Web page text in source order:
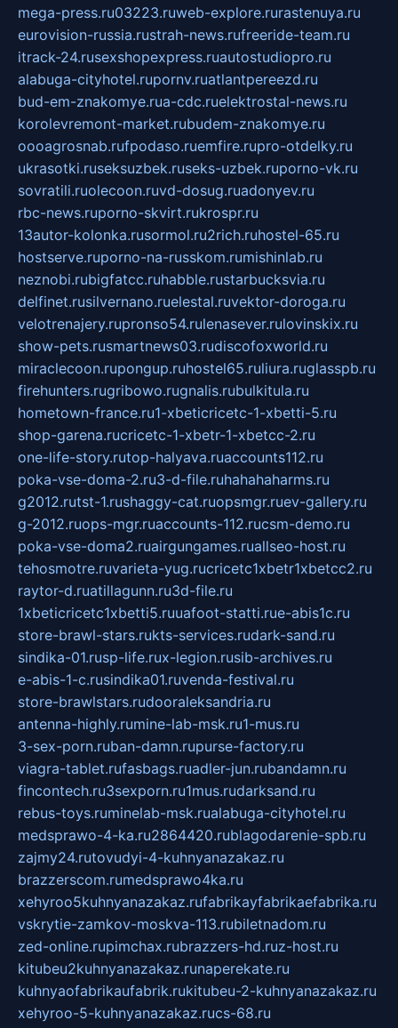
mega-press.ru03223.ruweb-explore.rurastenuya.ru
eurovision-russia.rustrah-news.rufreeride-team.ru
itrack-24.rusexshopexpress.ruautostudiopro.ru
alabuga-cityhotel.rupornv.ruatlantpereezd.ru
bud-em-znakomye.rua-cdc.ruelektrostal-news.ru
korolevremont-market.rubudem-znakomye.ru
oooagrosnab.rufpodaso.ruemfire.rupro-otdelky.ru
ukrasotki.ruseksuzbek.ruseks-uzbek.ruporno-vk.ru
sovratili.ruolecoon.ruvd-dosug.ruadonyev.ru
rbc-news.ruporno-skvirt.rukrospr.ru
13autor-kolonka.rusormol.ru2rich.ruhostel-65.ru
hostserve.ruporno-na-russkom.rumishinlab.ru
neznobi.rubigfatcc.ruhabble.rustarbucksvia.ru
delfinet.rusilvernano.ruelestal.ruvektor-doroga.ru
velotrenajery.rupronso54.rulenasever.rulovinskix.ru
show-pets.rusmartnews03.rudiscofoxworld.ru
miraclecoon.rupongup.ruhostel65.ruliura.ruglasspb.ru
firehunters.rugribowo.rugnalis.rubulkitula.ru
hometown-france.ru1-xbeticricetc-1-xbetti-5.ru
shop-garena.rucricetc-1-xbetr-1-xbetcc-2.ru
one-life-story.rutop-halyava.ruaccounts112.ru
poka-vse-doma-2.ru3-d-file.ruhahahaharms.ru
g2012.rutst-1.rushaggy-cat.ruopsmgr.ruev-gallery.ru
g-2012.ruops-mgr.ruaccounts-112.rucsm-demo.ru
poka-vse-doma2.ruairgungames.ruallseo-host.ru
tehosmotre.ruvarieta-yug.rucricetc1xbetr1xbetcc2.ru
raytor-d.ruatillagunn.ru3d-file.ru
1xbeticricetc1xbetti5.ruuafoot-statti.rue-abis1c.ru
store-brawl-stars.rukts-services.rudark-sand.ru
sindika-01.rusp-life.rux-legion.rusib-archives.ru
e-abis-1-c.rusindika01.ruvenda-festival.ru
store-brawlstars.rudooraleksandria.ru
antenna-highly.rumine-lab-msk.ru1-mus.ru
3-sex-porn.ruban-damn.rupurse-factory.ru
viagra-tablet.rufasbags.ruadler-jun.rubandamn.ru
fincontech.ru3sexporn.ru1mus.rudarksand.ru
rebus-toys.ruminelab-msk.rualabuga-cityhotel.ru
medsprawo-4-ka.ru2864420.rublagodarenie-spb.ru
zajmy24.rutovudyi-4-kuhnyanazakaz.ru
brazzerscom.rumedsprawo4ka.ru
xehyroo5kuhnyanazakaz.rufabrikayfabrikaefabrika.ru
vskrytie-zamkov-moskva-113.rubiletnadom.ru
zed-online.rupimchax.rubrazzers-hd.ruz-host.ru
kitubeu2kuhnyanazakaz.runaperekate.ru
kuhnyaofabrikaufabrik.rukitubeu-2-kuhnyanazakaz.ru
xehyroo-5-kuhnyanazakaz.rucs-68.ru